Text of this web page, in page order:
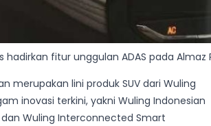
hadirkan fitur unggulan ADAS pada Almaz
merupakan lini produk SUV dari Wuling
inovasi terkini, yakni Wuling Indonesian
Wuling Interconnected Smart